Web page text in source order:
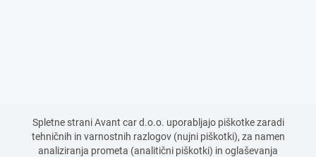
Spletne strani Avant car d.o.o. uporabljajo piškotke zaradi
tehničnih in varnostnih razlogov (nujni piškotki), za namen
analiziranja prometa (analitični piškotki) in oglaševanja